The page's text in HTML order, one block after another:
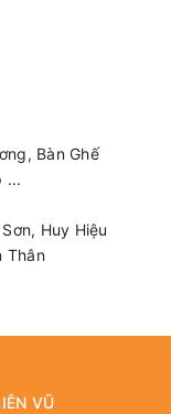
Bàn Ghế
...
Huy Hiệu
Thân
VŨ